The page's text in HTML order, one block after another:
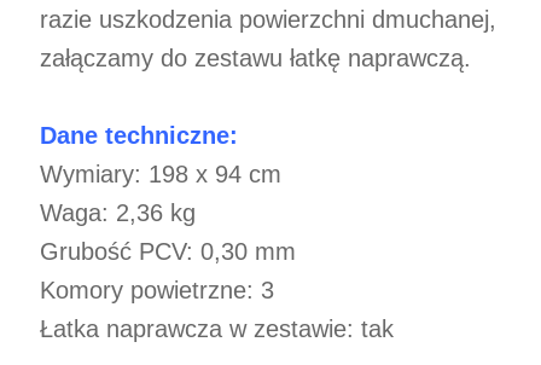
razie uszkodzenia powierzchni dmuchanej,
załączamy do zestawu łatkę naprawczą.
Dane techniczne:
Wymiary: 198 x 94 cm
Waga: 2,36 kg
Grubość PCV: 0,30 mm
Komory powietrzne: 3
Łatka naprawcza w zestawie: tak